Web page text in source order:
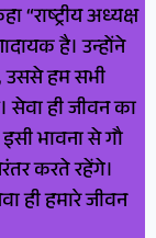
“राष्ट्रीय अध्यक्ष
है। उन्होंने
उससे हम सभी
सेवा ही जीवन का
भावना से गौ
करते रहेंगे।
ही हमारे जीवन